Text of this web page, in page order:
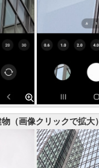
（画像クリックで拡大）